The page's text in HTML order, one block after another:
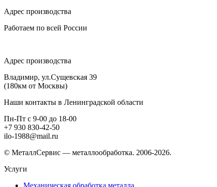
Адрес производства
Работаем по всей России
Адрес производства
Владимир, ул.Сущевская 39
(180км от Москвы)
Наши контакты в Ленинградской области
Пн-Пт с 9-00 до 18-00
+7 930 830-42-50
ilo-1988@mail.ru
© МеталлСервис — металлообработка. 2006-2026.
Услуги